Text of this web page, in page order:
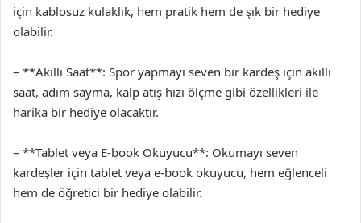
için kablosuz kulaklık, hem pratik hem de şık bir hediye
olabilir.
– **Akıllı Saat**: Spor yapmayı seven bir kardeş için akıllı
saat, adım sayma, kalp atış hızı ölçme gibi özellikleri ile
harika bir hediye olacaktır.
– **Tablet veya E-book Okuyucu**: Okumayı seven
kardeşler için tablet veya e-book okuyucu, hem eğlenceli
hem de öğretici bir hediye olabilir.